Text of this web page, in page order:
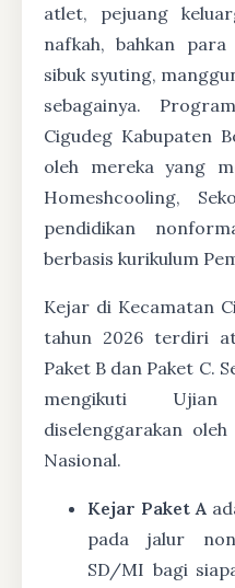
atlet, pejuang
nafkah, bahkan
sibuk syuting,
sebagainya.
Cigudeg Kabupaten
oleh mereka yang
Homeshcooling,
pendidikan
berbasis kurikulum
Kejar di Kecamatan
tahun 2026 terdiri
Paket B dan Paket C.
mengikuti
diselenggarakan
Nasional.
Kejar Paket A
pada jalur
SD/MI bagi